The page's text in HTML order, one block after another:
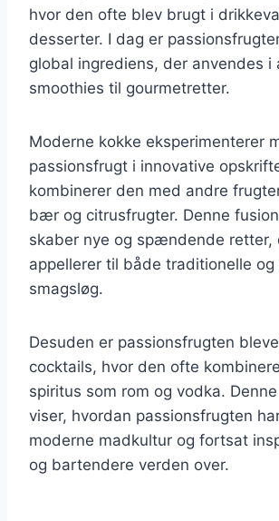
hvor den ofte blev brugt i
desserter. I dag er
global ingrediens, der anvendes i
smoothies til gourmetretter.
Moderne kokke eksperimenterer
passionsfrugt i innovative
kombinerer den med andre
bær og citrusfrugter. Denne
skaber nye og spændende retter,
appellerer til både traditionelle og
smagsløg.
Desuden er passionsfrugten
cocktails, hvor den ofte
spiritus som rom og vodka.
viser, hvordan passionsfrugten
moderne madkultur og fortsat
og bartendere verden over.